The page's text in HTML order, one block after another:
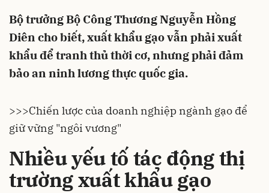
Bộ trưởng Bộ Công Thương Nguyễn Hồng
Diên cho biết, xuất khẩu gạo vẫn phải xuất
khẩu để tranh thủ thời cơ, nhưng phải đảm
bảo an ninh lương thực quốc gia.
>>>Chiến lược của doanh nghiệp ngành gạo để
giữ vững "ngôi vương"
Nhiều yếu tố tác động thị
trường xuất khẩu gạo
Hủy